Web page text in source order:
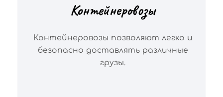
Контейнеровозы
Контейнеровозы позволяют легко и
безопасно доставлять различные
грузы.